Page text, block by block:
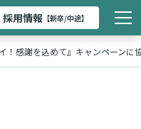
採用情報 【新卒/中途】
！感謝を込めて』キャンペーンに